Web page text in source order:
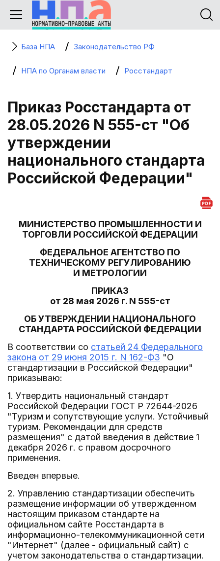
База НПА Законодательство РФ
НПА по Органам власти Росстандарт
Приказ Росстандарта от
28.05.2026 N 555-ст "Об
утверждении
национального стандарта
Российской Федерации"
МИНИСТЕРСТВО ПРОМЫШЛЕННОСТИ И
ТОРГОВЛИ РОССИЙСКОЙ ФЕДЕРАЦИИ
ФЕДЕРАЛЬНОЕ АГЕНТСТВО ПО
ТЕХНИЧЕСКОМУ РЕГУЛИРОВАНИЮ
И МЕТРОЛОГИИ
ПРИКАЗ
от 28 мая 2026 г. N 555-ст
ОБ УТВЕРЖДЕНИИ НАЦИОНАЛЬНОГО
СТАНДАРТА РОССИЙСКОЙ ФЕДЕРАЦИИ
В соответствии со статьей 24 Федерального
закона от 29 июня 2015 г. N 162-ФЗ "О
стандартизации в Российской Федерации"
приказываю:
1. Утвердить национальный стандарт
Российской Федерации ГОСТ Р 72644-2026
"Туризм и сопутствующие услуги. Устойчивый
туризм. Рекомендации для средств
размещения" с датой введения в действие 1
декабря 2026 г. с правом досрочного
применения.
Введен впервые.
2. Управлению стандартизации обеспечить
размещение информации об утвержденном
настоящим приказом стандарте на
официальном сайте Росстандарта в
информационно-телекоммуникационной сети
"Интернет" (далее - официальный сайт) с
учетом законодательства о стандартизации.